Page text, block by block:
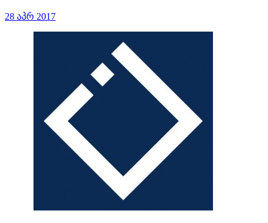
28 აპრ 2017